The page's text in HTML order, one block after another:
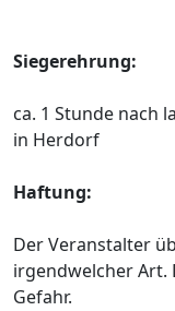
Siegerehrung:
ca. 1 Stunde nach
in Herdorf
Haftung:
Der Veranstalter
irgendwelcher Art.
Gefahr.